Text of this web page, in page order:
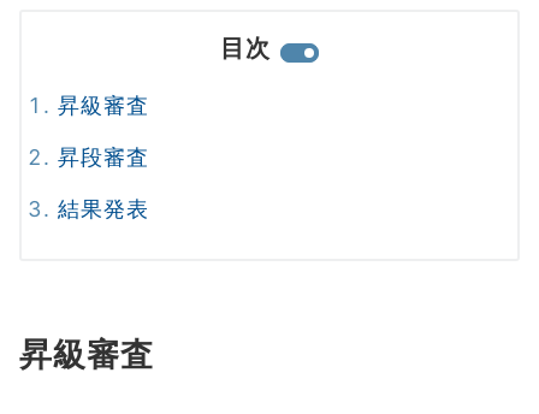
目次
昇級審査
昇段審査
結果発表
昇級審査